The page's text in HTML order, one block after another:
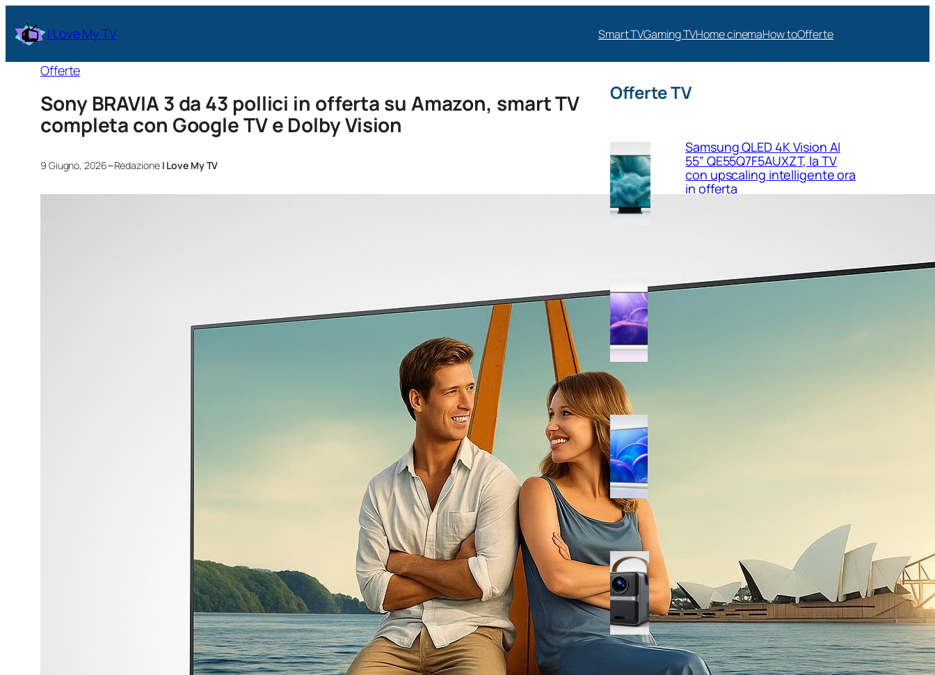
I Love My TV Smart TVGaming TVHome cinemaHow toOfferte
Offerte
Sony BRAVIA 3 da 43 pollici in offerta su Amazon, smart TV
completa con Google TV e Dolby Vision
9 Giugno, 2026–Redazione I Love My TV
Offerte TV
Samsung QLED 4K Vision AI
55” QE55Q7F5AUXZT, la TV
con upscaling intelligente ora
in offerta
Samsung Crystal UHD 4K 55”
WiMiUS proiettore portatile 4K
smart con Netflix ready, il mini
cinema tascabile in promo su
Amazon